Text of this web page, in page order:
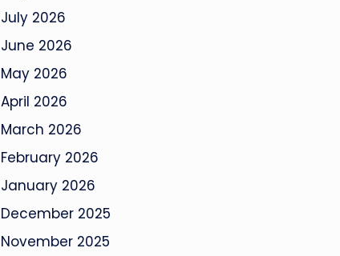
July 2026
June 2026
May 2026
April 2026
March 2026
February 2026
January 2026
December 2025
November 2025